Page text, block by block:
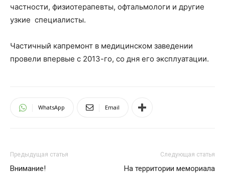
частности, физиотерапевты, офтальмологи и другие
узкие специалисты.
Частичный капремонт в медицинском заведении
провели впервые с 2013-го, со дня его эксплуатации.
WhatsApp Email
Предыдущая статья
Внимание!
Следующая статья
На территории мемориала